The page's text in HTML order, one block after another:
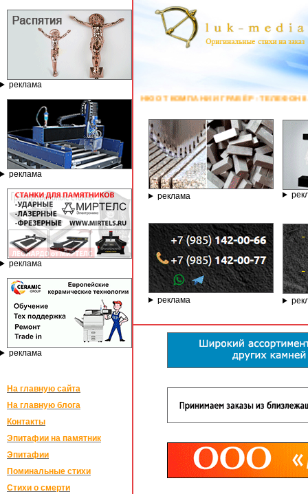
реклама
реклама
реклама
реклама
На главную сайта
На главную блога
Контакты
Эпитафии на памятник
Эпитафии
Поминальные стихи
Стихи о смерти
ОТ КОМПАНИИ ГРАВЁР - ТЕЛЕФОН 8.800.77-53-440, САЙТhttps://
реклама
реклама